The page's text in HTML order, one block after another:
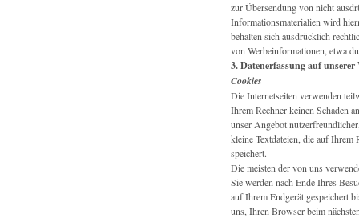
zur Übersendung von nicht
Informationsmaterialien wird
behalten sich ausdrücklich
von Werbeinformationen, etwa
3. Datenerfassung auf unserer
Cookies
Die Internetseiten verwenden
Ihrem Rechner keinen Schaden
unser Angebot
kleine Textdateien, die auf
speichert.
Die meisten der von uns
Sie werden nach Ende Ihres
auf Ihrem Endgerät gespeichert
uns, Ihren Browser beim